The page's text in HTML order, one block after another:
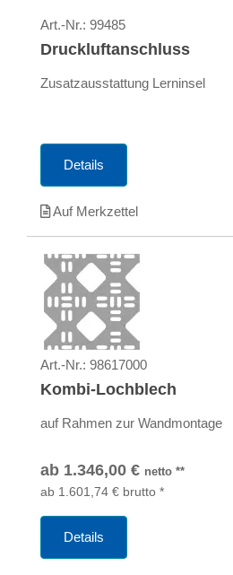
Art.-Nr.: 99485
Druckluftanschluss
Zusatzausstattung Lerninsel
Details
Auf Merkzettel
Art.-Nr.: 98617000
Kombi-Lochblech
auf Rahmen zur Wandmontage
ab 1.346,00 € netto **
ab 1.601,74 € brutto *
Details